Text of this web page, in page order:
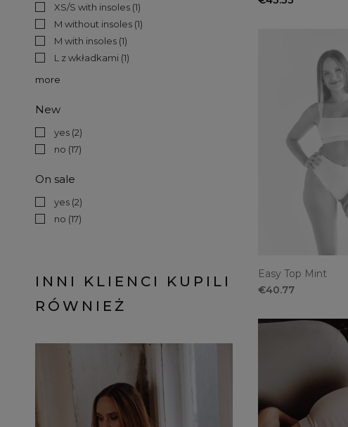
XS/S with insoles (1)
M without insoles (1)
M with insoles (1)
L z wkładkami (1)
more
New
yes (2)
no (17)
On sale
yes (2)
no (17)
INNI KLIENCI KUPILI
RÓWNIEŻ
Easy Top Mint
€40.77